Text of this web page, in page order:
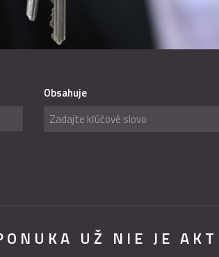
Obsahuje
UŽ NIE JE